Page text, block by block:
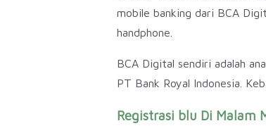
mobile banking dari BCA
handphone.
BCA Digital sendiri adalah
PT Bank Royal Indonesia.
Registrasi blu Di Malam